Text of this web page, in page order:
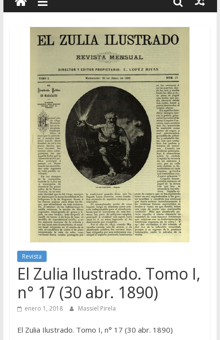
Revista
El Zulia Ilustrado. Tomo I,
n° 17 (30 abr. 1890)
enero 1, 2018 Massiel Pirela
El Zulia Ilustrado. Tomo I, n° 17 (30 abr. 1890)